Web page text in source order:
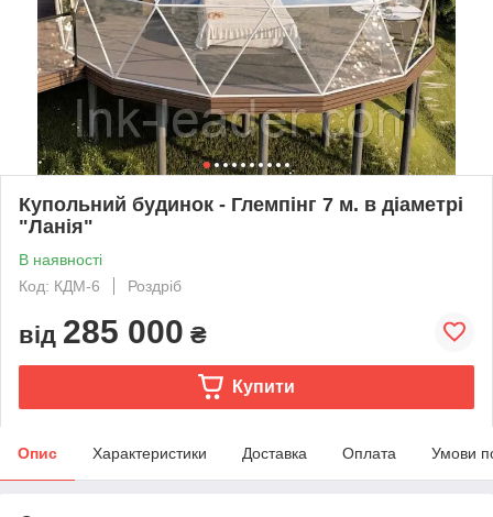
Купольний будинок - Глемпінг 7 м. в діаметрі
"Ланія"
В наявності
Код: КДМ-6
Роздріб
від 285 000 ₴
Купити
Опис Характеристики Доставка Оплата Умови